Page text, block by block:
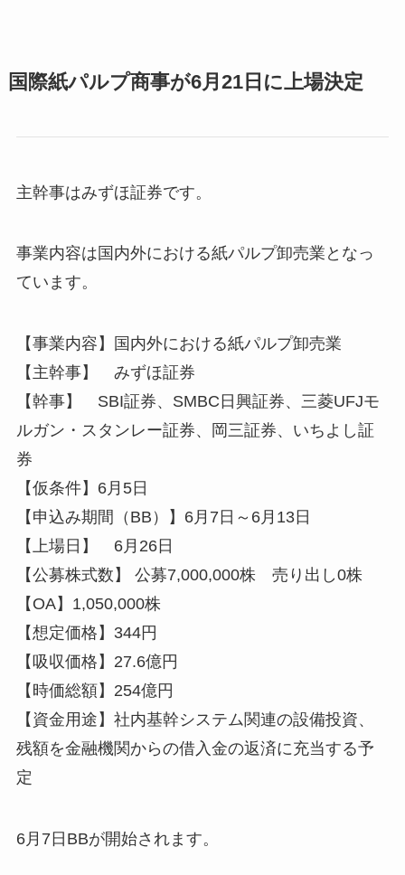
国際紙パルプ商事が6月21日に上場決定
主幹事はみずほ証券です。
事業内容は国内外における紙パルプ卸売業となっ
ています。
【事業内容】国内外における紙パルプ卸売業
【主幹事】 みずほ証券
【幹事】 SBI証券、SMBC日興証券、三菱UFJモ
ルガン・スタンレー証券、岡三証券、いちよし証
券
【仮条件】6月5日
【申込み期間（BB）】6月7日～6月13日
【上場日】 6月26日
【公募株式数】 公募7,000,000株 売り出し0株
【OA】1,050,000株
【想定価格】344円
【吸収価格】27.6億円
【時価総額】254億円
【資金用途】社内基幹システム関連の設備投資、
残額を金融機関からの借入金の返済に充当する予
定
6月7日BBが開始されます。